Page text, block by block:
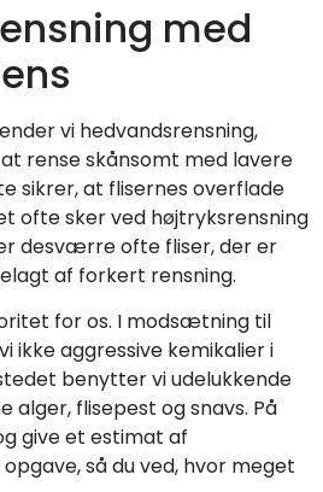
med
vi hedvandsrensning,
rense skånsomt med lavere
sikrer, at flisernes overflade
ofte sker ved højtryksrensning
desværre ofte fliser, der er
af forkert rensning.
for os. I modsætning til
ikke aggressive kemikalier i
benytter vi udelukkende
alger, flisepest og snavs. På
give et estimat af
så du ved, hvor meget